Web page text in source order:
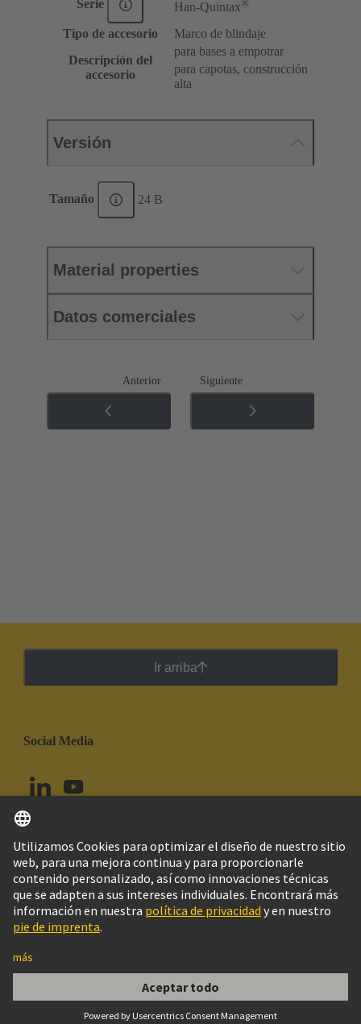
Ground Terminal for Han Modular Size 24
Serie Han-Quintax
Tipo de accesorio
Marco de blindaje
Descripción del
accesorio
para bases a empotrar
para capotas, construcción
alta
Versión
Tamaño 24 B
Material properties
Datos comerciales
Anterior Siguiente
Ir arriba
Social Media
Ecuador Español
© Grupo Tecnológico HARTING
Imprint
Aviso Legal WebInformación al cliente